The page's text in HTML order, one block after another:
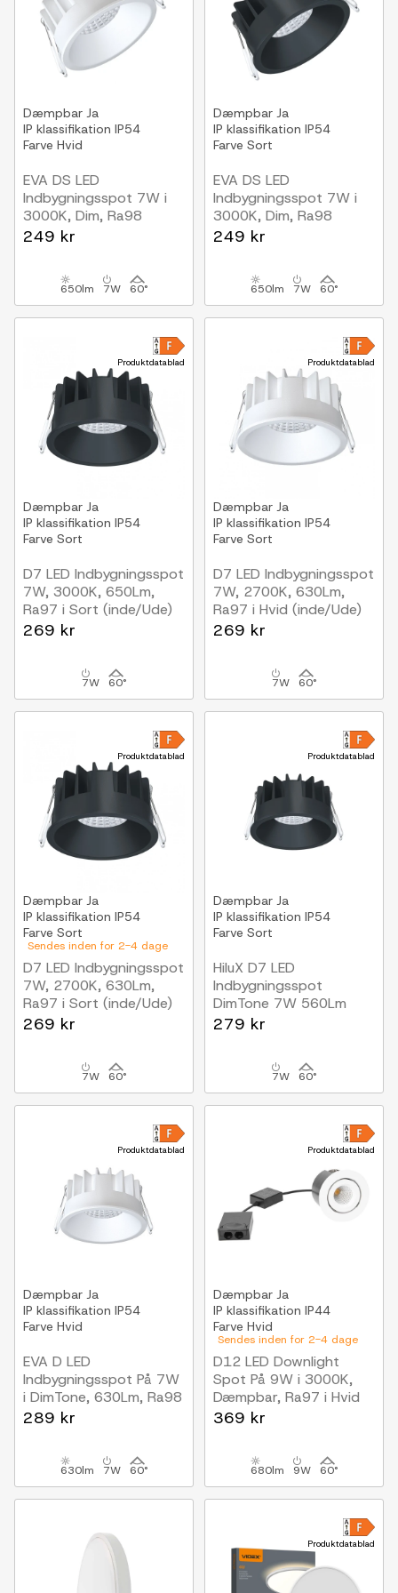
Dæmpbar Ja
IP klassifikation IP54
Farve Hvid
EVA DS LED
Indbygningsspot 7W i
3000K, Dim, Ra98
Hvid (inde-/Udendørs)
249 kr
650lm 7W 60°
Dæmpbar Ja
IP klassifikation IP54
Farve Sort
EVA DS LED
Indbygningsspot 7W i
3000K, Dim, Ra98
Sort (inde-/Udendørs)
249 kr
650lm 7W 60°
Produktdatablad
Dæmpbar Ja
IP klassifikation IP54
Farve Sort
D7 LED Indbygningsspot
7W, 3000K, 650Lm,
Ra97 i Sort (inde/Ude)
269 kr
7W 60°
Produktdatablad
Dæmpbar Ja
IP klassifikation IP54
Farve Sort
D7 LED Indbygningsspot
7W, 2700K, 630Lm,
Ra97 i Hvid (inde/Ude)
269 kr
7W 60°
Produktdatablad
Sendes inden for 2-4 dage
Dæmpbar Ja
IP klassifikation IP54
Farve Sort
D7 LED Indbygningsspot
7W, 2700K, 630Lm,
Ra97 i Sort (inde/Ude)
269 kr
7W 60°
Produktdatablad
Dæmpbar Ja
IP klassifikation IP54
Farve Sort
HiluX D7 LED
Indbygningsspot
DimTone 7W 560Lm
Ra98
279 kr
7W 60°
Produktdatablad
Dæmpbar Ja
IP klassifikation IP54
Farve Hvid
EVA D LED
Indbygningsspot På 7W
i DimTone, 630Lm, Ra98
Hvid
289 kr
630lm 7W 60°
Produktdatablad
Sendes inden for 2-4 dage
Dæmpbar Ja
IP klassifikation IP44
Farve Hvid
D12 LED Downlight
Spot På 9W i 3000K,
Dæmpbar, Ra97 i Hvid
369 kr
680lm 9W 60°
Produktdatablad